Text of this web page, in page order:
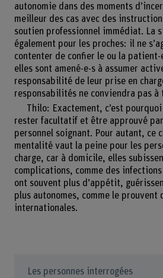
autonomie dans des moments
meilleur des cas avec des
soutien professionnel immédiat. La
également pour les proches: il ne
contenter de confier le ou la
elles sont amené-e-s à assumer
responsabilité de leur prise en
responsabilités ne conviendra pas à
Thilo: Exactement, c’est
rester facultatif et être approuvé
personnel soignant. Pour autant, ce
mentalité vaut la peine pour les
charge, car à domicile, elles
complications, comme des
ont souvent plus d’appétit,
plus autonomes, comme le prouvent
internationales.
Les personnes interrogées